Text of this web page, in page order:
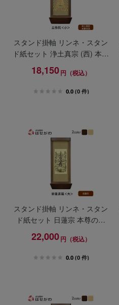
スタンド掛軸 リンネ・スタン
ド紙セット 浄土真宗 (西) 本尊
のみ 小
18,150円（税込）
0.0 (0 件)
スタンド掛軸 リンネ・スタン
ド紙セット 日蓮宗 本尊のみ
大
22,000円（税込）
0.0 (0 件)